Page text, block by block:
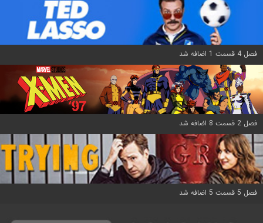
فصل 4 قسمت 1 اضافه شد
فصل 2 قسمت 8 اضافه شد
فصل 5 قسمت 5 اضافه شد